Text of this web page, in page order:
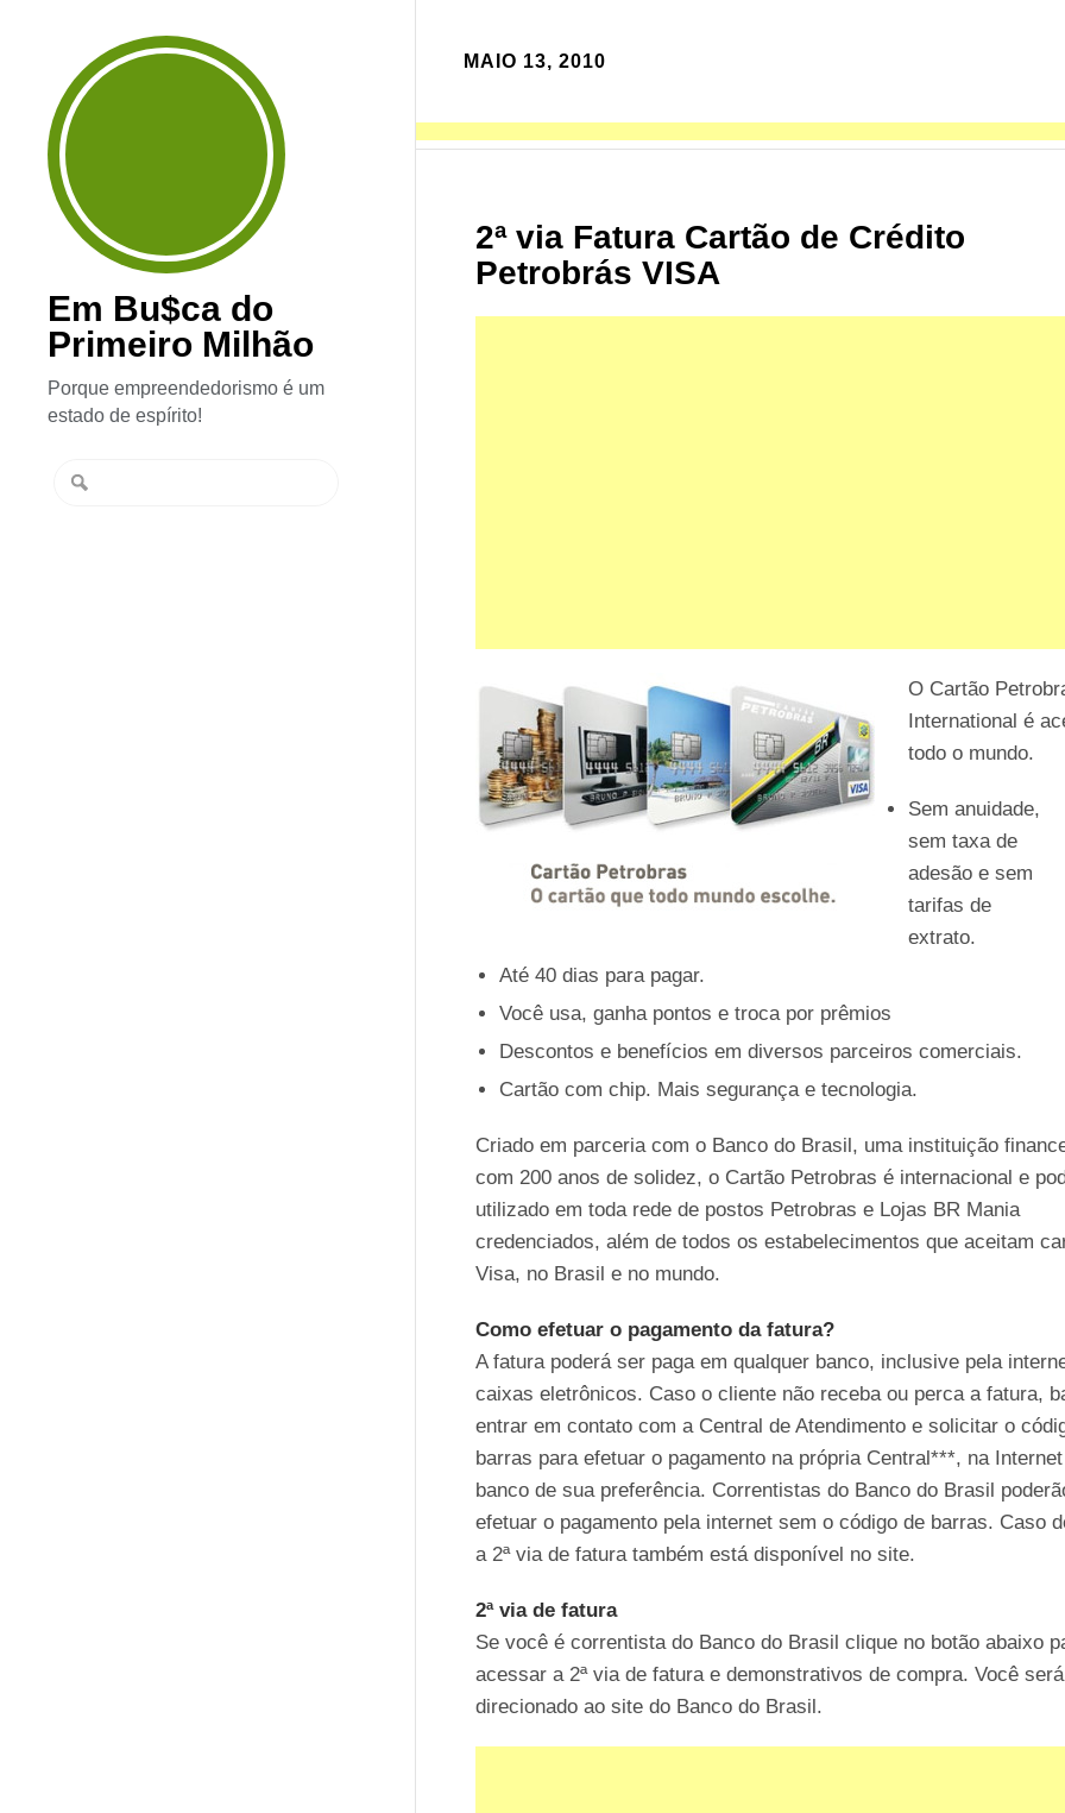
Em Bu$ca do
Primeiro Milhão
Porque empreendedorismo é um
estado de espírito!
MAIO 13, 2010
2ª via Fatura Cartão de Crédito
Petrobrás VISA
O Cartão
International é
todo o mundo.
Sem anuidade,
sem taxa de
adesão e sem
tarifas de
extrato.
Até 40 dias para pagar.
Você usa, ganha pontos e troca por prêmios
Descontos e benefícios em diversos parceiros comerciais.
Cartão com chip. Mais segurança e tecnologia.
Criado em parceria com o Banco do Brasil, uma instituição
com 200 anos de solidez, o Cartão Petrobras é internacional e
utilizado em toda rede de postos Petrobras e Lojas BR Mania
credenciados, além de todos os estabelecimentos que aceitam
Visa, no Brasil e no mundo.
Como efetuar o pagamento da fatura?
A fatura poderá ser paga em qualquer banco, inclusive pela
caixas eletrônicos. Caso o cliente não receba ou perca a fatura,
entrar em contato com a Central de Atendimento e solicitar o
barras para efetuar o pagamento na própria Central***, na
banco de sua preferência. Correntistas do Banco do Brasil
efetuar o pagamento pela internet sem o código de barras. Caso
a 2ª via de fatura também está disponível no site.
2ª via de fatura
Se você é correntista do Banco do Brasil clique no botão abaixo
acessar a 2ª via de fatura e demonstrativos de compra. Você será
direcionado ao site do Banco do Brasil.